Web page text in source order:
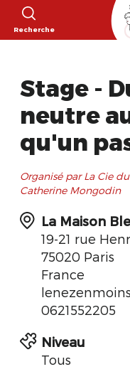
Recherche
Stage -
neutre
qu'un
Organisé par La Cie
Catherine Mongodin
La Maison
19-21 rue
75020 Paris
France
0621552205
Niveau
Tous